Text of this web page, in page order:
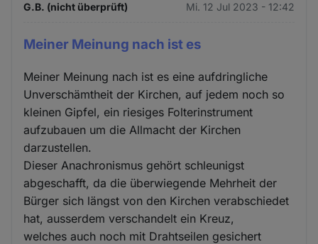
G.B. (nicht überprüft) Mi. 12 Jul 2023 - 12:42
Meiner Meinung nach ist es
Meiner Meinung nach ist es eine aufdringliche
Unverschämtheit der Kirchen, auf jedem noch so
kleinen Gipfel, ein riesiges Folterinstrument
aufzubauen um die Allmacht der Kirchen
darzustellen.
Dieser Anachronismus gehört schleunigst
abgeschafft, da die überwiegende Mehrheit der
Bürger sich längst von den Kirchen verabschiedet
hat, ausserdem verschandelt ein Kreuz,
welches auch noch mit Drahtseilen gesichert